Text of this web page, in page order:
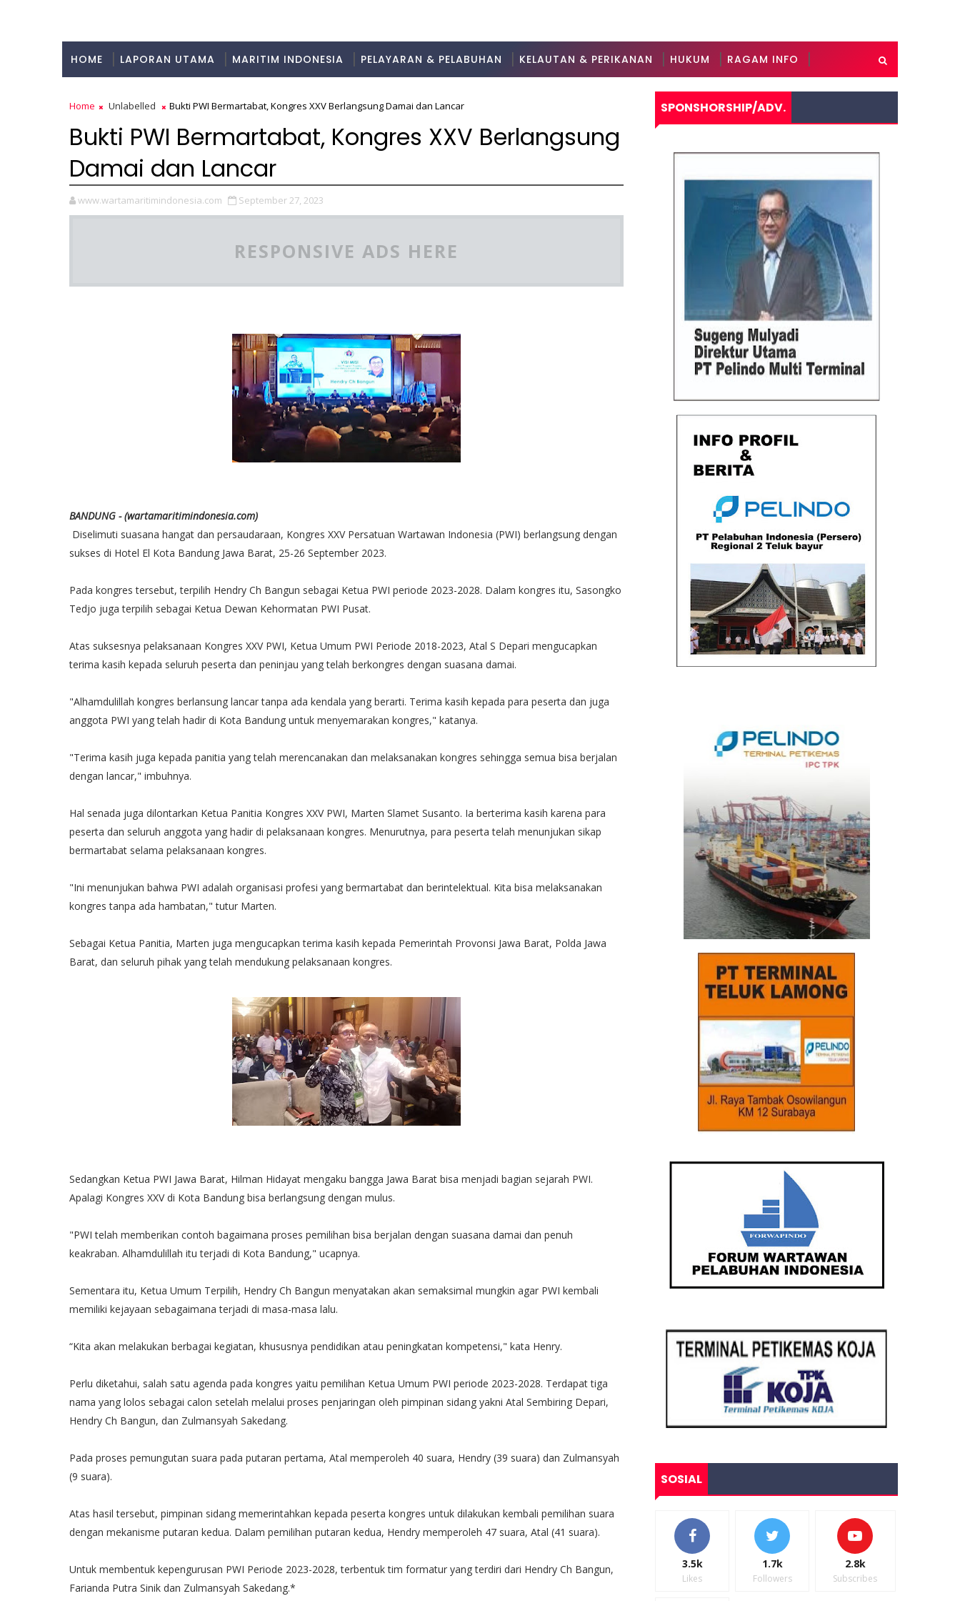
HOME LAPORAN UTAMA MARITIM INDONESIA PELAYARAN & PELABUHAN KELAUTAN & PERIKANAN HUKUM RAGAM INFO
Home Unlabelled Bukti PWI Bermartabat, Kongres XXV Berlangsung Damai dan Lancar
Bukti PWI Bermartabat, Kongres XXV Berlangsung
Damai dan Lancar
www.wartamaritimindonesia.com September 27, 2023
RESPONSIVE ADS HERE
BANDUNG - (wartamaritimindonesia.com)
Diselimuti suasana hangat dan persaudaraan, Kongres XXV Persatuan Wartawan Indonesia (PWI) berlangsung dengan
sukses di Hotel El Kota Bandung Jawa Barat, 25-26 September 2023.
Pada kongres tersebut, terpilih Hendry Ch Bangun sebagai Ketua PWI periode 2023-2028. Dalam kongres itu, Sasongko
Tedjo juga terpilih sebagai Ketua Dewan Kehormatan PWI Pusat.
Atas suksesnya pelaksanaan Kongres XXV PWI, Ketua Umum PWI Periode 2018-2023, Atal S Depari mengucapkan
terima kasih kepada seluruh peserta dan peninjau yang telah berkongres dengan suasana damai.
"Alhamdulillah kongres berlansung lancar tanpa ada kendala yang berarti. Terima kasih kepada para peserta dan juga
anggota PWI yang telah hadir di Kota Bandung untuk menyemarakan kongres," katanya.
"Terima kasih juga kepada panitia yang telah merencanakan dan melaksanakan kongres sehingga semua bisa berjalan
dengan lancar," imbuhnya.
Hal senada juga dilontarkan Ketua Panitia Kongres XXV PWI, Marten Slamet Susanto. Ia berterima kasih karena para
peserta dan seluruh anggota yang hadir di pelaksanaan kongres. Menurutnya, para peserta telah menunjukan sikap
bermartabat selama pelaksanaan kongres.
"Ini menunjukan bahwa PWI adalah organisasi profesi yang bermartabat dan berintelektual. Kita bisa melaksanakan
kongres tanpa ada hambatan," tutur Marten.
Sebagai Ketua Panitia, Marten juga mengucapkan terima kasih kepada Pemerintah Provonsi Jawa Barat, Polda Jawa
Barat, dan seluruh pihak yang telah mendukung pelaksanaan kongres.
Sedangkan Ketua PWI Jawa Barat, Hilman Hidayat mengaku bangga Jawa Barat bisa menjadi bagian sejarah PWI.
Apalagi Kongres XXV di Kota Bandung bisa berlangsung dengan mulus.
"PWI telah memberikan contoh bagaimana proses pemilihan bisa berjalan dengan suasana damai dan penuh
keakraban. Alhamdulillah itu terjadi di Kota Bandung," ucapnya.
Sementara itu, Ketua Umum Terpilih, Hendry Ch Bangun menyatakan akan semaksimal mungkin agar PWI kembali
memiliki kejayaan sebagaimana terjadi di masa-masa lalu.
“Kita akan melakukan berbagai kegiatan, khususnya pendidikan atau peningkatan kompetensi," kata Henry.
Perlu diketahui, salah satu agenda pada kongres yaitu pemilihan Ketua Umum PWI periode 2023-2028. Terdapat tiga
nama yang lolos sebagai calon setelah melalui proses penjaringan oleh pimpinan sidang yakni Atal Sembiring Depari,
Hendry Ch Bangun, dan Zulmansyah Sakedang.
Pada proses pemungutan suara pada putaran pertama, Atal memperoleh 40 suara, Hendry (39 suara) dan Zulmansyah
(9 suara).
Atas hasil tersebut, pimpinan sidang memerintahkan kepada peserta kongres untuk dilakukan kembali pemilihan suara
dengan mekanisme putaran kedua. Dalam pemilihan putaran kedua, Hendry memperoleh 47 suara, Atal (41 suara).
Untuk membentuk kepengurusan PWI Periode 2023-2028, terbentuk tim formatur yang terdiri dari Hendry Ch Bangun,
Farianda Putra Sinik dan Zulmansyah Sakedang.*
SPONSHORSHIP/ADV.
SOSIAL
3.5k
Likes
1.7k
Followers
2.8k
Subscribes